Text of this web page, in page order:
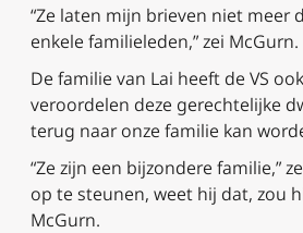
“Ze laten mijn brieven niet
enkele familieleden,” zei McGurn.
De familie van Lai heeft de VS
veroordelen deze gerechtelijke
terug naar onze familie kan
“Ze zijn een bijzondere familie,”
op te steunen, weet hij dat, zou
McGurn.